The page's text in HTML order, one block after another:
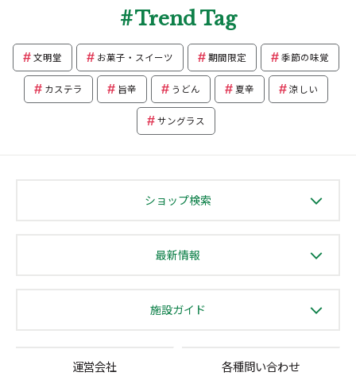
Trend Tag
文明堂 お菓子・スイーツ 期間限定 季節の味覚
カステラ 旨辛 うどん 夏辛 涼しい
サングラス
ショップ検索
最新情報
施設ガイド
運営会社 各種問い合わせ